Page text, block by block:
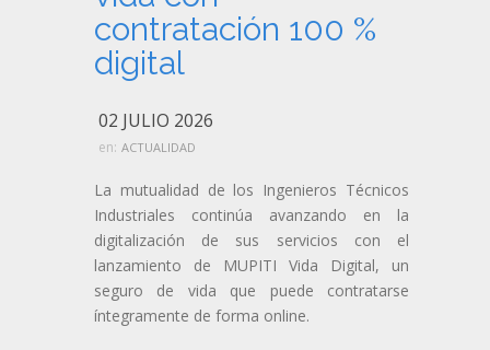
contratación 100 %
digital
02 JULIO 2026
en: ACTUALIDAD
La mutualidad de los Ingenieros Técnicos
Industriales continúa avanzando en la
digitalización de sus servicios con el
lanzamiento de MUPITI Vida Digital, un
seguro de vida que puede contratarse
íntegramente de forma online.